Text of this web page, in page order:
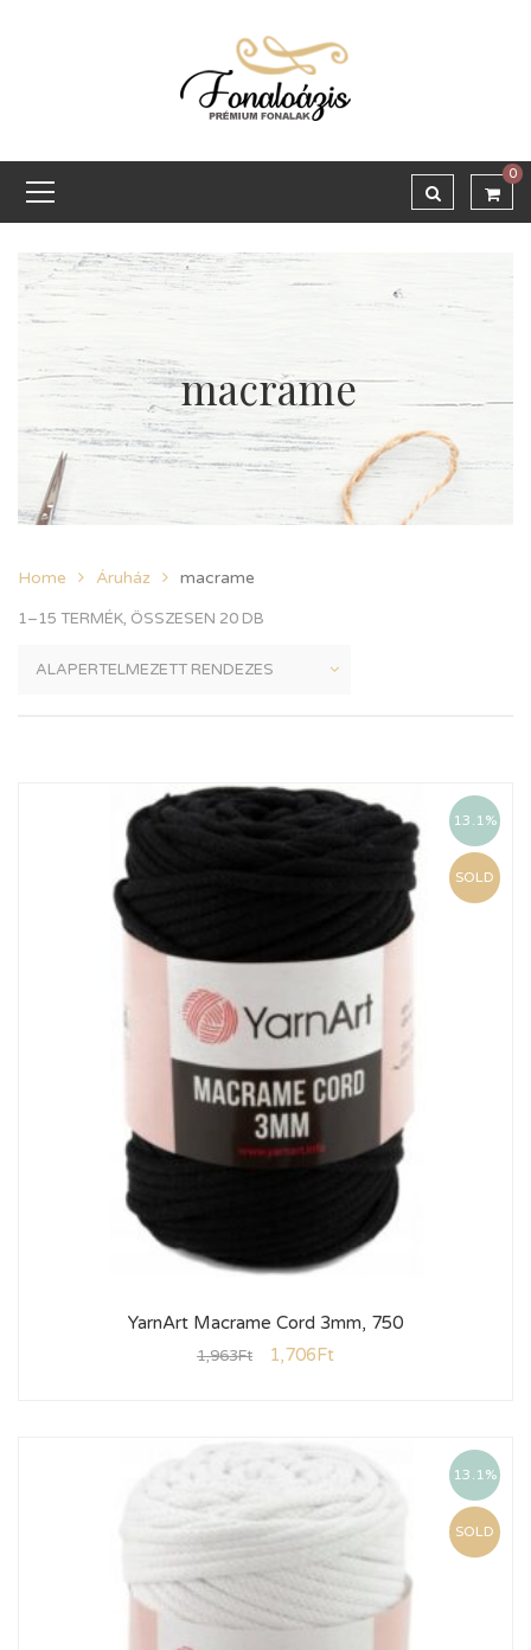
0
macrame
Home Áruház macrame
1–15 TERMÉK, ÖSSZESEN 20 DB
13.1%
SOLD
YarnArt Macrame Cord 3mm, 750
1,963Ft 1,706Ft
13.1%
SOLD